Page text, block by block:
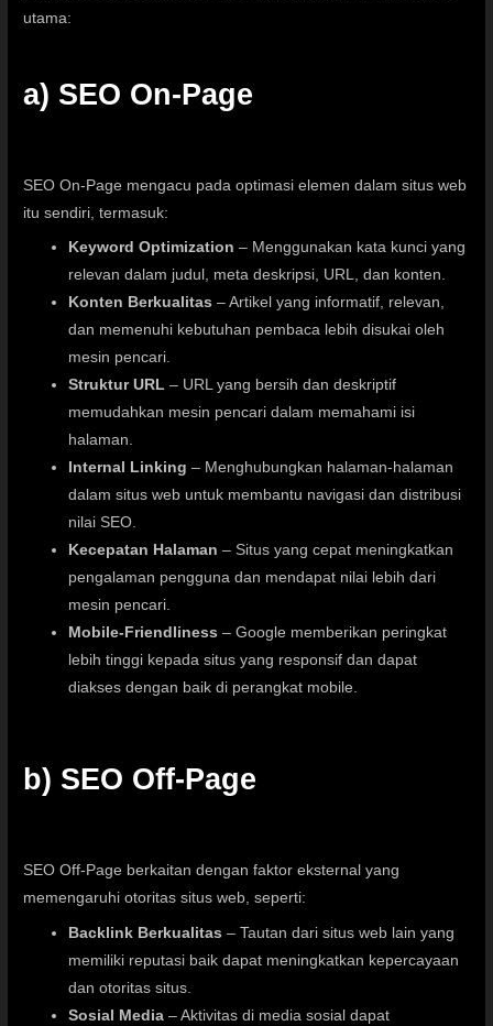
utama:
a) SEO On-Page
SEO On-Page mengacu pada optimasi elemen dalam situs web
itu sendiri, termasuk:
Keyword Optimization – Menggunakan kata kunci yang
relevan dalam judul, meta deskripsi, URL, dan konten.
Konten Berkualitas – Artikel yang informatif, relevan,
dan memenuhi kebutuhan pembaca lebih disukai oleh
mesin pencari.
Struktur URL – URL yang bersih dan deskriptif
memudahkan mesin pencari dalam memahami isi
halaman.
Internal Linking – Menghubungkan halaman-halaman
dalam situs web untuk membantu navigasi dan distribusi
nilai SEO.
Kecepatan Halaman – Situs yang cepat meningkatkan
pengalaman pengguna dan mendapat nilai lebih dari
mesin pencari.
Mobile-Friendliness – Google memberikan peringkat
lebih tinggi kepada situs yang responsif dan dapat
diakses dengan baik di perangkat mobile.
b) SEO Off-Page
SEO Off-Page berkaitan dengan faktor eksternal yang
memengaruhi otoritas situs web, seperti:
Backlink Berkualitas – Tautan dari situs web lain yang
memiliki reputasi baik dapat meningkatkan kepercayaan
dan otoritas situs.
Sosial Media – Aktivitas di media sosial dapat